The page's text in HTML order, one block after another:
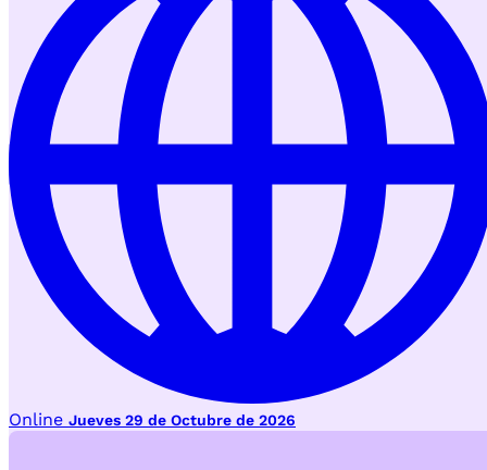
Online Jueves 29 de Octubre de 2026